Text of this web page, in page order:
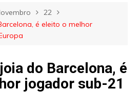
22
é eleito o melhor
do Barcelona, é
jogador sub-21